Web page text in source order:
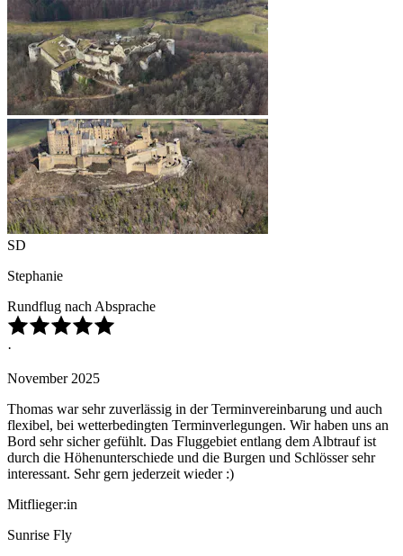
SD
Stephanie
Rundflug nach Absprache
·
November 2025
Thomas war sehr zuverlässig in der Terminvereinbarung und auch
flexibel, bei wetterbedingten Terminverlegungen. Wir haben uns an
Bord sehr sicher gefühlt. Das Fluggebiet entlang dem Albtrauf ist
durch die Höhenunterschiede und die Burgen und Schlösser sehr
interessant. Sehr gern jederzeit wieder :)
Mitflieger:in
Sunrise Fly